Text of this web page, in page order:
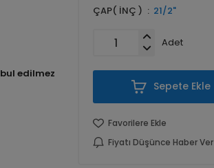
ÇAP( İNÇ ) 21/2"
Adet
Sepete Ekle
Favorilere Ekle
Fiyatı Düşünce Haber Ver